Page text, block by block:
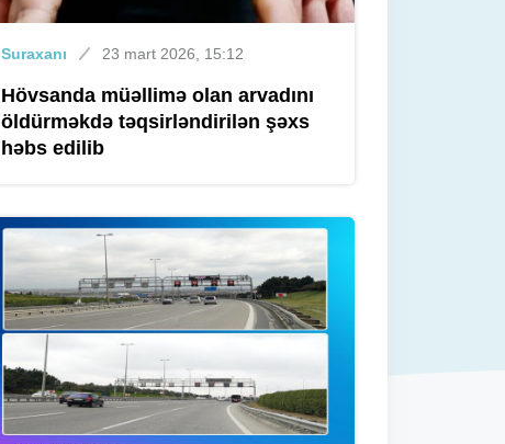
Suraxanı 23 mart 2026, 15:12
Hövsanda müəllimə olan arvadını
öldürməkdə təqsirləndirilən şəxs
həbs edilib